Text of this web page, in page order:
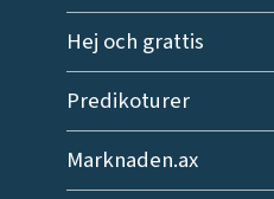
Hej och grattis
Predikoturer
Marknaden.ax